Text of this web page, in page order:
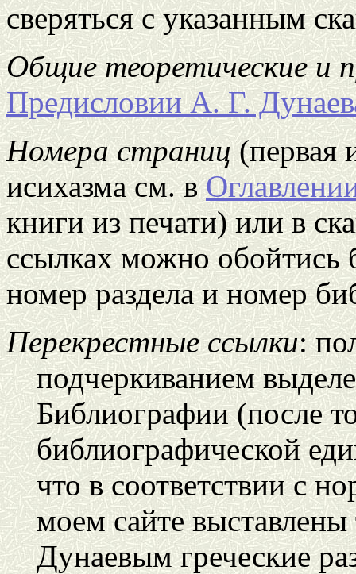
сверяться с указанным
Общие теоретические и
Предисловии А. Г.
Номера страниц(первая
исихазма см. в
книги из печати) или в
ссылках можно обойтись
номер раздела и номер
Перекрестные ссылки:
подчеркиванием
Библиографии (после
библиографической
что в соответствии с
моем сайте
Дунаевым греческие